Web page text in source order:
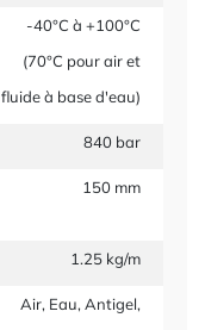
-40°C à +100°C
(70°C pour air et
fluide à base d'eau)
840 bar
150 mm
1.25 kg/m
Air, Eau, Antigel,